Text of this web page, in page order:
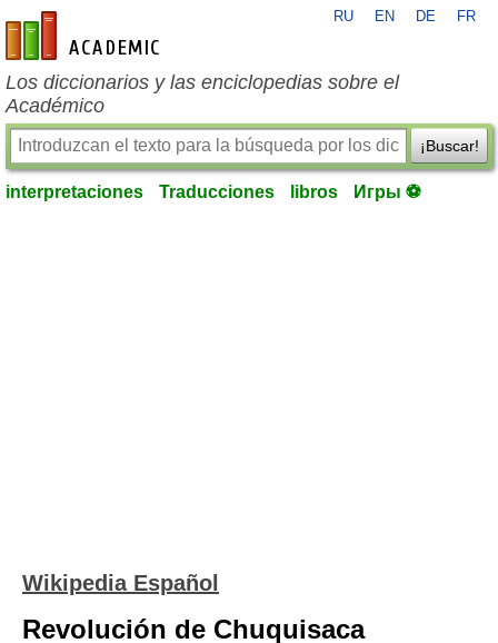
es-academic.com
RU EN DE FR
Los diccionarios y las enciclopedias sobre el
Académico
¡Buscar!
interpretaciones Traducciones libros Игры ⚽
Wikipedia Español
Revolución de Chuquisaca